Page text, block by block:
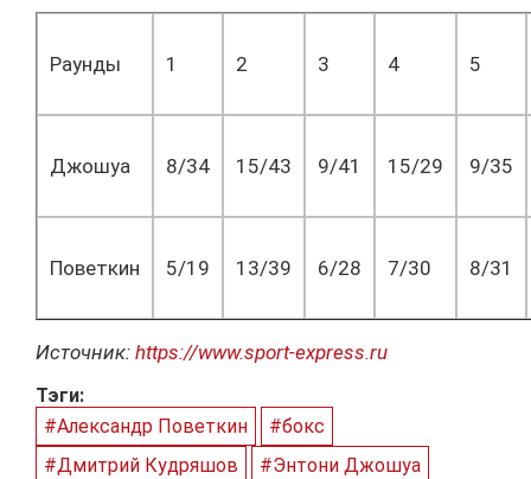
Раунды 1 2 3 4 5
Джошуа 8/34 15/43 9/41 15/29 9/35
Поветкин 5/19 13/39 6/28 7/30 8/31
Источник: https://www.sport-express.ru
Тэги:
#Александр Поветкин
#бокс
#Дмитрий Кудряшов
#Энтони Джошуа